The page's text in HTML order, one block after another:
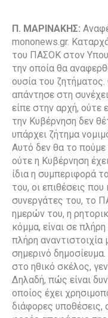
Π. ΜΑΡΙΝΑΚΗΣ:
mononews.gr.
του ΠΑΣΟΚ στον
την οποία θα
ουσία του
απάντησε στη
είπε στην αρχή,
την Κυβέρνηση δεν
υπάρχει ζήτημα
Αυτό δεν θα το πούμε
ούτε η Κυβέρνηση
ίδια η συμπεριφορά
του, οι επιθέσεις που
συνεργάτες του, το
ημερών του, η
κόμμα, είναι σε
πλήρη
σημερινό
στο ηθικό σκέλος,
Δηλαδή, πώς είναι
οποίος έχει
διάφορες